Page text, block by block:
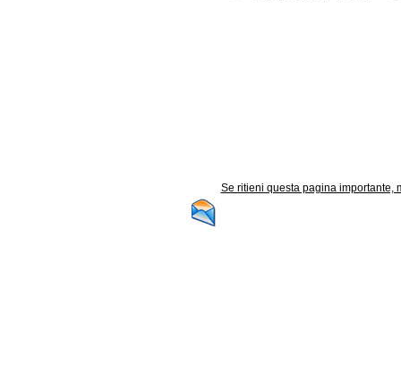
Se ritieni questa pagina importante,